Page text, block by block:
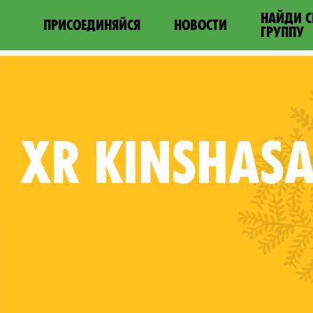
ПРИСОЕДИНЯЙСЯ НОВОСТИ
НАЙДИ
ГРУППУ
XR